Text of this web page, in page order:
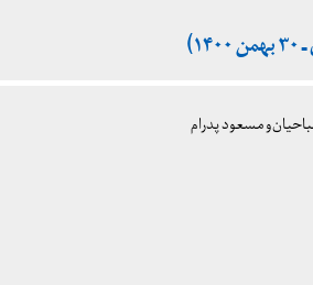
و مسعود پدرام